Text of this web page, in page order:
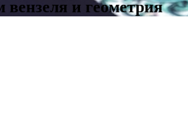
и геометрия